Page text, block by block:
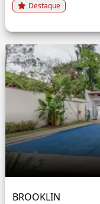
Destaque
BROOKLIN